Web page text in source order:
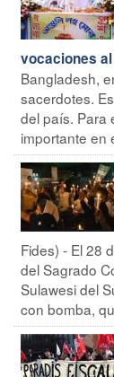
vocaciones
Bangladesh,
sacerdotes.
del país. Para
importante en
Fides) - El 28
del Sagrado
Sulawesi del
con bomba,